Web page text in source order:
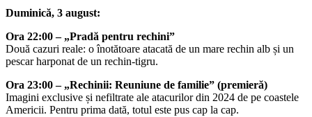
Duminică, 3 august:
Ora 22:00 – „Pradă pentru rechini”
Două cazuri reale: o înotătoare atacată de un mare rechin alb și un
pescar harponat de un rechin-tigru.
Ora 23:00 – „Rechinii: Reuniune de familie” (premieră)
Imagini exclusive și nefiltrate ale atacurilor din 2024 de pe coastele
Americii. Pentru prima dată, totul este pus cap la cap.